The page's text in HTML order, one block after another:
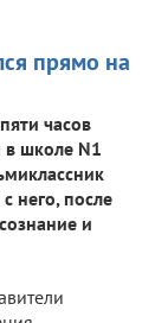
прямо на
часов
в школе N1
него, после
и